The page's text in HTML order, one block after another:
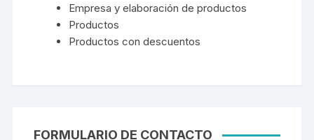
Empresa y elaboración de productos
Productos
Productos con descuentos
FORMULARIO DE CONTACTO